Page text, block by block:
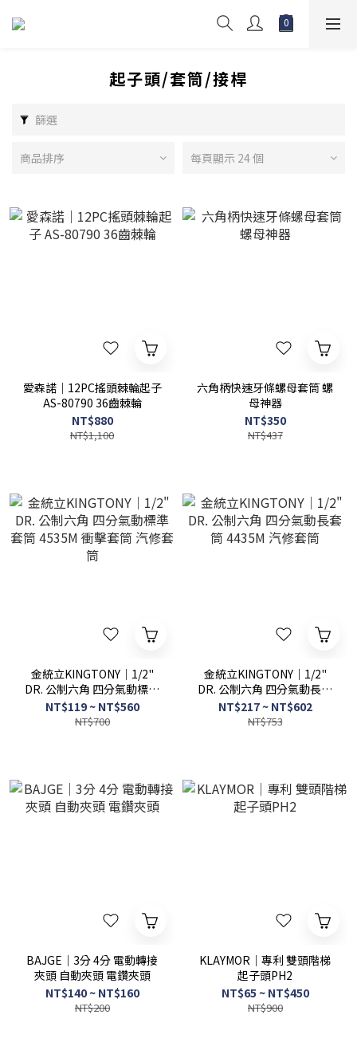
起子頭/套筒/接桿
篩選
商品排序 每頁顯示 24 個
愛森諾｜12PC搖頭棘輪起子
AS-80790 36齒棘輪
NT$880
NT$1,100
六角柄快速牙條螺母套筒 螺
母神器
NT$350
NT$437
金統立KINGTONY｜1/2"
DR. 公制六角 四分氣動標準
套筒 4535M 衝擊套筒 汽修
套筒
NT$119 ~ NT$560
NT$700
金統立KINGTONY｜1/2"
DR. 公制六角 四分氣動長套
筒 4435M 汽修套筒
NT$217 ~ NT$602
NT$753
BAJGE｜3分 4分 電動轉接
夾頭 自動夾頭 電鑽夾頭
NT$140 ~ NT$160
NT$200
KLAYMOR｜專利 雙頭階梯
起子頭PH2
NT$65 ~ NT$450
NT$900